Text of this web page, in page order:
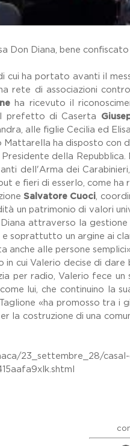
Don Diana, bene confiscato
cui ha portato avanti il
rete di associazioni
ha ricevuto il
prefetto di Caserta
alle figlie Cecilia ed
Mattarella ha disposto
della
dell'Arma dei
e fieri di esserlo, come
Salvatore Cuoci,
un patrimonio di valori
attraverso la
soprattutto un argine ai
anche alle persone
in cui Valerio decise di
per radio, Valerio fece
lui, che continuino la
«ha promosso tra
la costruzione di una
23_settembre_28/